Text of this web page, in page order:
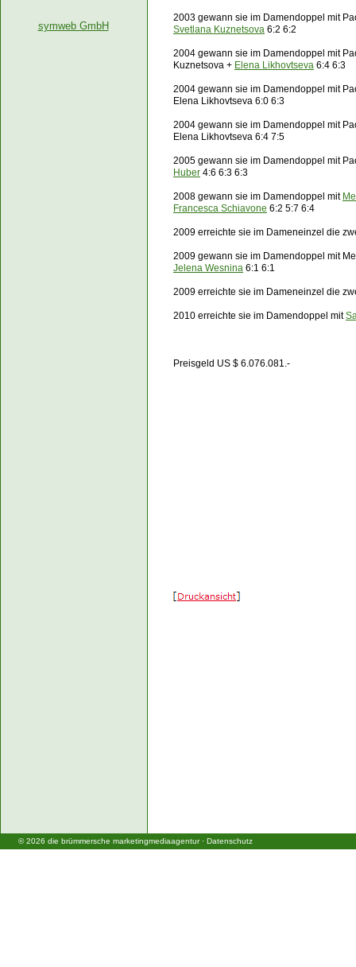
2003 gewann sie im Damendoppel mit
Svetlana Kuznetsova 6:2 6:2
2004 gewann sie im Damendoppel mit
Kuznetsova + Elena Likhovtseva 6:4 6:3
2004 gewann sie im Damendoppel mit
Elena Likhovtseva 6:0 6:3
2004 gewann sie im Damendoppel mit
Elena Likhovtseva 6:4 7:5
2005 gewann sie im Damendoppel mit
Huber 4:6 6:3 6:3
2008 gewann sie im Damendoppel mit
Francesca Schiavone 6:2 5:7 6:4
2009 erreichte sie im Dameneinzel die
2009 gewann sie im Damendoppel mit
Jelena Wesnina 6:1 6:1
2009 erreichte sie im Dameneinzel die
2010 erreichte sie im Damendoppel mit
Preisgeld US $ 6.076.081.-
symweb GmbH
© 2026 die brümmersche marketingmediaagentur· Datenschutz